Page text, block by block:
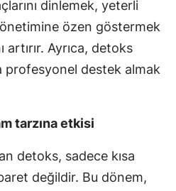
dinlemek, yeterli
özen göstermek
artırır. Ayrıca, detoks
profesyonel destek almak
tarzına etkisi
detoks, sadece kısa
değildir. Bu dönem,